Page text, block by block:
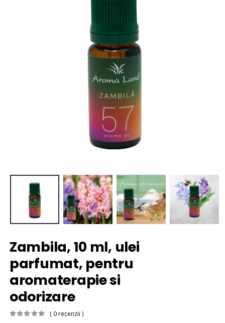
Zambila, 10 ml, ulei
parfumat, pentru
aromaterapie si
odorizare
( 0 recenzii )